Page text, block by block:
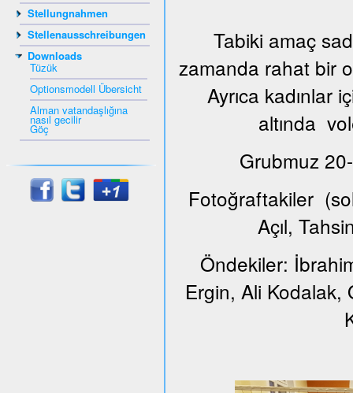
Stellungnahmen
Stellenausschreibungen
Downloads
Tüzük
Optionsmodell Übersicht
Alman vatandaşlığına
nasıl gecilir
Göç
Tabiki amaç
zamanda rahat bir
Ayrıca kadınlar
altında
Grubmuz
Fotoğraftakiler
Açıl,
Öndekiler:
Ergin, Ali Kodalak,